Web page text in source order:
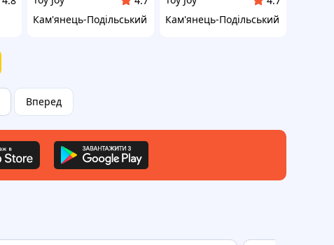
Кам'янець-Подільський
Кам'янець-Подільський
Вперед